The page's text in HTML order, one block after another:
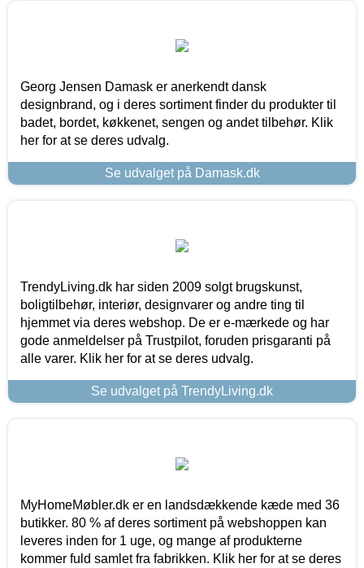
Georg Jensen Damask er anerkendt dansk
designbrand, og i deres sortiment finder du produkter til
badet, bordet, køkkenet, sengen og andet tilbehør. Klik
her for at se deres udvalg.
Se udvalget på Damask.dk
TrendyLiving.dk har siden 2009 solgt brugskunst,
boligtilbehør, interiør, designvarer og andre ting til
hjemmet via deres webshop. De er e-mærkede og har
gode anmeldelser på Trustpilot, foruden prisgaranti på
alle varer. Klik her for at se deres udvalg.
Se udvalget på TrendyLiving.dk
MyHomeMøbler.dk er en landsdækkende kæde med 36
butikker. 80 % af deres sortiment på webshoppen kan
leveres inden for 1 uge, og mange af produkterne
kommer fuld samlet fra fabrikken. Klik her for at se deres